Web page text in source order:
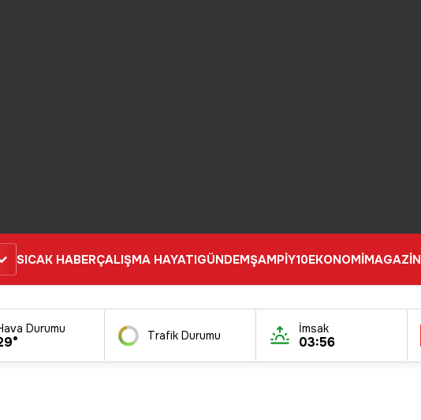
SICAK HABERÇALIŞMA HAYATIGÜNDEMŞAMPİY10EKONOMİMAGAZİN
Durumu Trafik Durumu İmsak
03:56